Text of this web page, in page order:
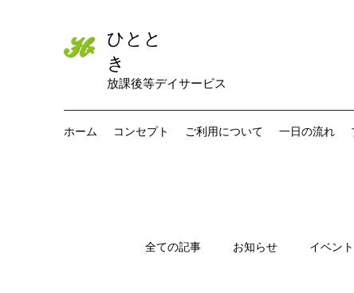
ひとと
き
​​放課後等デイサービス
ホーム コンセプト ご利用について 一日の流れ
全ての記事 お知らせ イベント